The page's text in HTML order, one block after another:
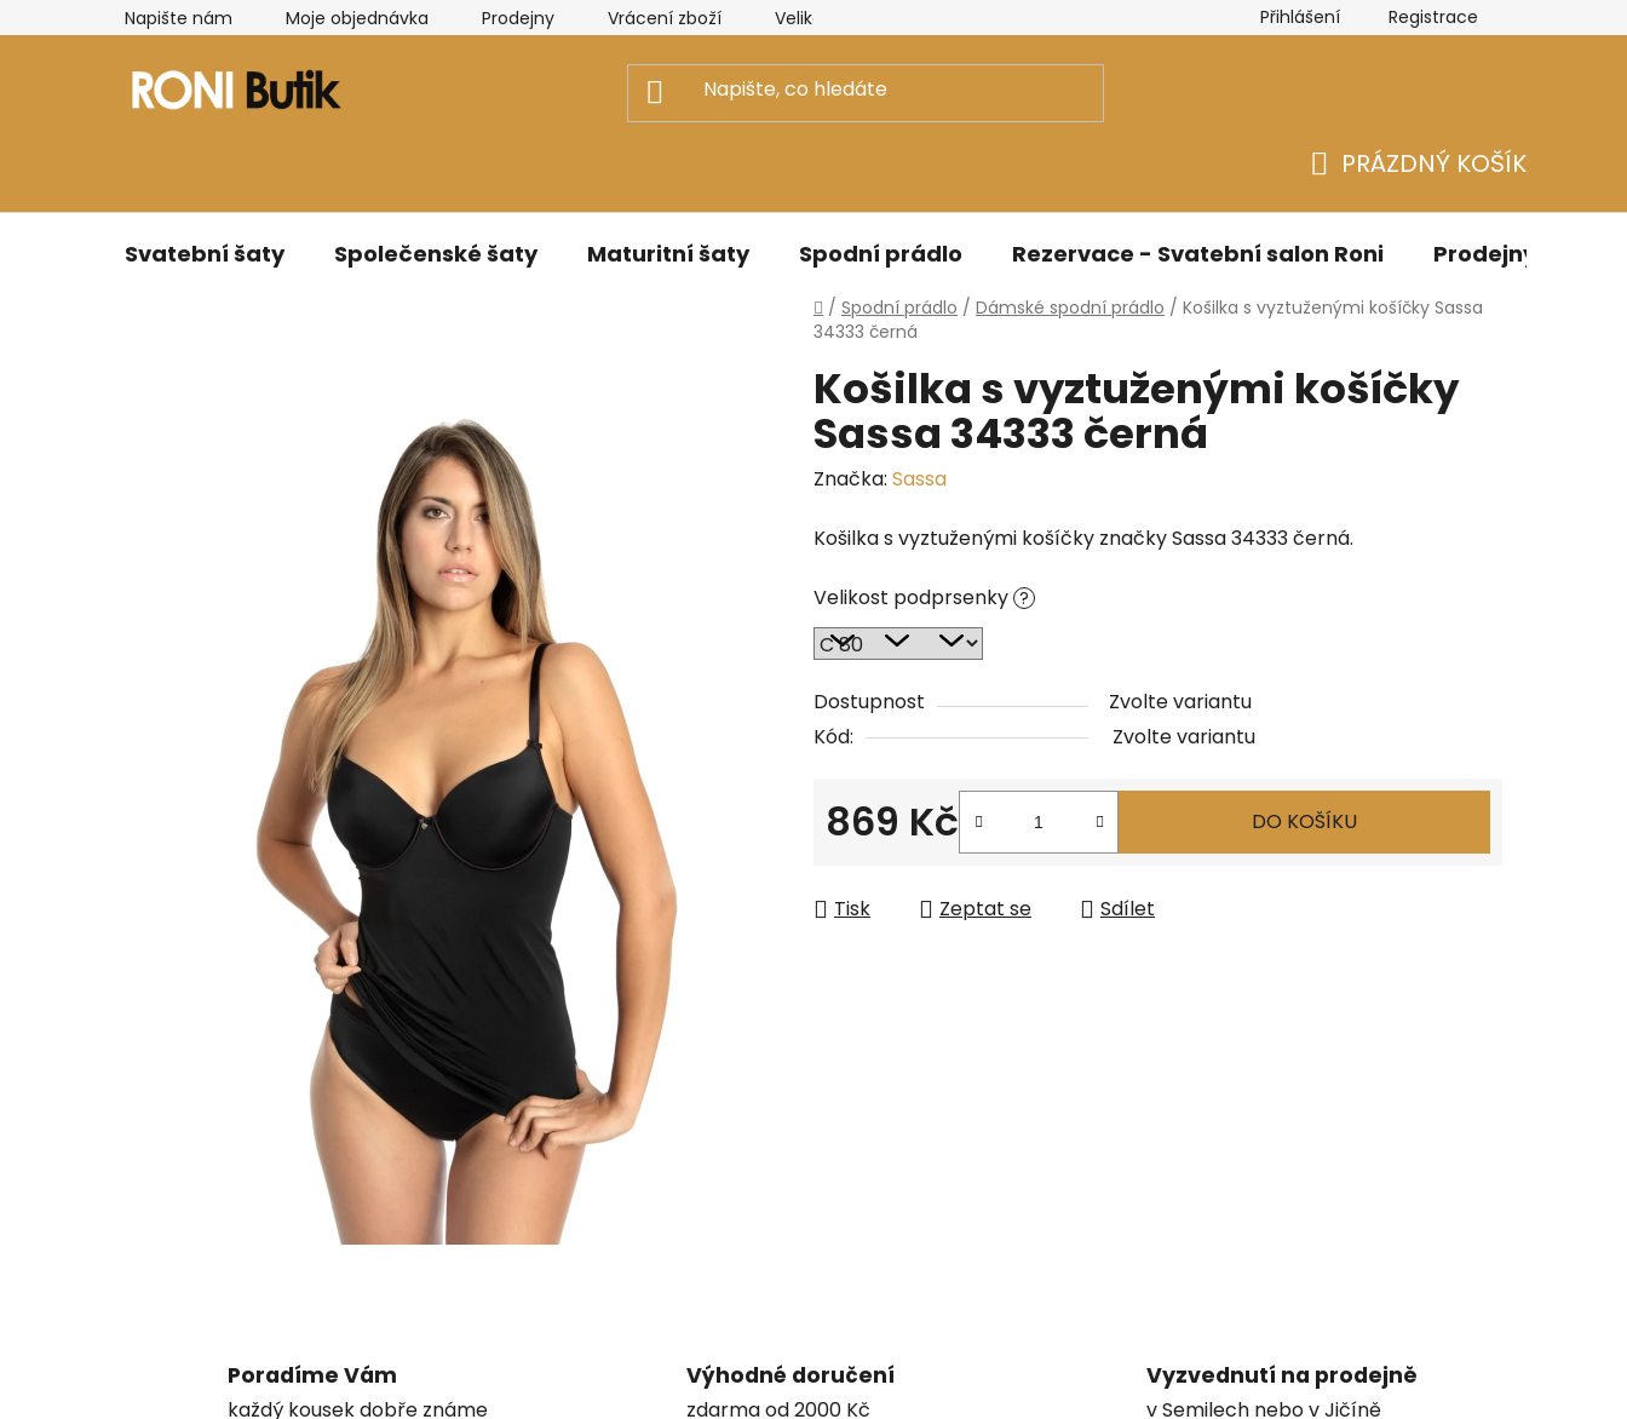
na
Napište nám Moje objednávka Prodejny Vrácení zboží Velikostní tabulky Elizabeth Collection Velikostní tabulky Bicotone Velikostní tabulky -
Přihlášení Registrace
KOŠÍK
PRÁZDNÝ KOŠÍK
Svatební šaty Společenské šaty Maturitní šaty Spodní prádlo Rezervace - Svatební salon Roni Prodejny
Domů
/ Spodní prádlo / Dámské spodní prádlo / Košilka s vyztuženými košíčky Sassa
34333 černá
Košilka s vyztuženými košíčky
Sassa 34333 černá
Značka: Sassa
Košilka s vyztuženými košíčky značky Sassa 34333 černá.
Velikost podprsenky ?
Dostupnost
Zvolte variantu
Kód:
Zvolte variantu
869 Kč DO KOŠÍKU
Tisk Zeptat se Sdílet
Poradíme Vám
každý kousek dobře známe
Výhodné doručení
zdarma od 2000 Kč
Vyzvednutí na prodejně
v Semilech nebo v Jičíně